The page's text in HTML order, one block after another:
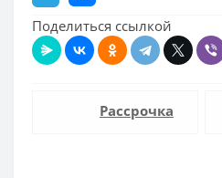
Поделиться ссылкой
Рассрочка